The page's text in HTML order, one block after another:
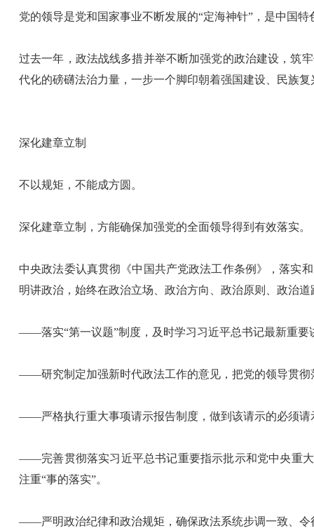
党的领导是党和国家事业不断发展的“定海神针”，是中国
过去一年，政法战线多措并举不断加强党的政治建设，筑
代化的磅礴法治力量，一步一个脚印朝着强国建设、民族
深化建章立制
不以规矩，不能成方圆。
深化建章立制，方能确保加强党的全面领导得到有效落实。
中央政法委认真贯彻《中国共产党政法工作条例》，落实
明讲政治，始终在政治立场、政治方向、政治原则、政治
——落实“第一议题”制度，及时学习习近平总书记最新重
——研究制定加强新时代政法工作的意见，把党的领导贯彻
——严格执行重大事项请示报告制度，做到该请示的必须请
——完善贯彻落实习近平总书记重要指示批示和党中央重
注重“事的落实”。
——严明政治纪律和政治规矩，确保政法系统步调一致、令